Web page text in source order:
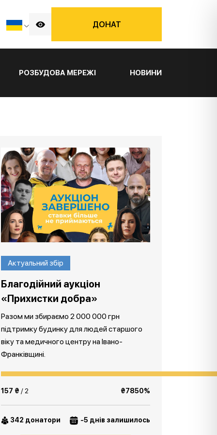
ДОНАТ
РОЗБУДОВА МЕРЕЖІ НОВИНИ
Актуальний збір
Благодійний аукціон
«Прихистки добра»
Разом ми збираємо 2 000 000 грн
підтримку будинку для людей старшого
віку та медичного центру на Івано-
Франківщині.
157 ₴ / 2 ₴7850%
342 донатори -5 днів залишилось